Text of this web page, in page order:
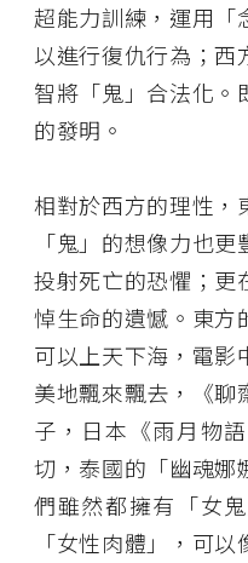
超能力訓練，運用「
以進行復仇行為；西
智將「鬼」合法化。
的發明。
相對於西方的理性，
「鬼」的想像力也
投射死亡的恐懼；更
悼生命的遺憾。東方
可以上天下海，電影
美地飄來飄去，《聊
子，日本《雨月物
切，泰國的「幽魂娜
們雖然都擁有「女
「女性肉體」，可